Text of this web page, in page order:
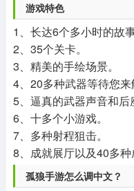
游戏特色
1、长达6个多小时的故事
2、35个关卡。
3、精美的手绘场景。
4、20多种武器等待您来
5、逼真的武器声音和后
6、十多个小游戏。
7、多种射程狙击。
8、成就展厅以及40多种
孤狼手游怎么调中文？